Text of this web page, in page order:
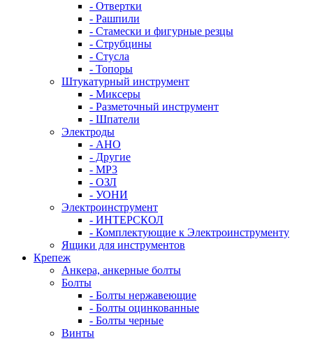
- Отвертки
- Рашпили
- Стамески и фигурные резцы
- Струбцины
- Стусла
- Топоры
Штукатурный инструмент
- Миксеры
- Разметочный инструмент
- Шпатели
Электроды
- АНО
- Другие
- МР3
- ОЗЛ
- УОНИ
Электроинструмент
- ИНТЕРСКОЛ
- Комплектующие к Электроинструменту
Ящики для инструментов
Крепеж
Анкера, анкерные болты
Болты
- Болты нержавеющие
- Болты оцинкованные
- Болты черные
Винты